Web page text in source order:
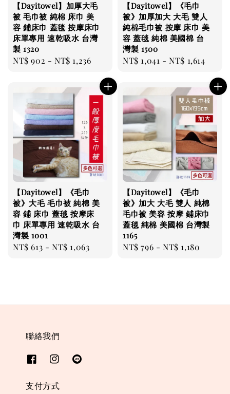
【Dayitowel】加厚大毛
被 毛巾被 純棉 床巾 美
容 鋪床巾 蓋毯 按摩床巾
床單專用 速乾吸水 台灣
製 1320
Regular
NT$ 902 -NT$ 1,236
【Dayitowel】《毛巾
被》加厚加大 大毛 雙人
純棉毛巾被 按摩 床巾 美
容 蓋毯 純棉 美國棉 台
灣製 1500
Regular
NT$ 1,041 -NT$ 1,614
【Dayitowel】《毛巾
被》大毛 毛巾被 純棉 美
容 鋪 床巾 蓋毯 按摩床
巾 床單專用 速乾吸水 台
灣製 1001
Regular
NT$ 613 -NT$ 1,063
【Dayitowel】《毛巾
被》加大 大毛 雙人 純棉
毛巾被 美容 按摩 鋪床巾
蓋毯 純棉 美國棉 台灣製
1165
Regular
NT$ 796 -NT$ 1,180
聯絡我們
支付方式